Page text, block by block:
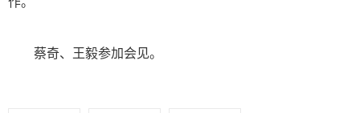
蔡奇、王毅参加会见。